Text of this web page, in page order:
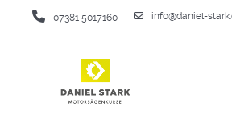
07381 5017160 info@daniel-